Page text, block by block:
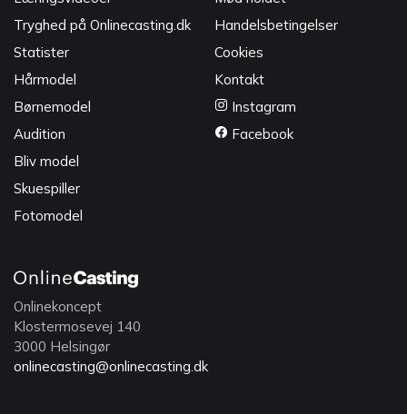
Tryghed på Onlinecasting.dk
Statister
Hårmodel
Børnemodel
Audition
Bliv model
Skuespiller
Fotomodel
Handelsbetingelser
Cookies
Kontakt
Instagram
Facebook
Onlinekoncept
Klostermosevej 140
3000 Helsingør
onlinecasting@onlinecasting.dk